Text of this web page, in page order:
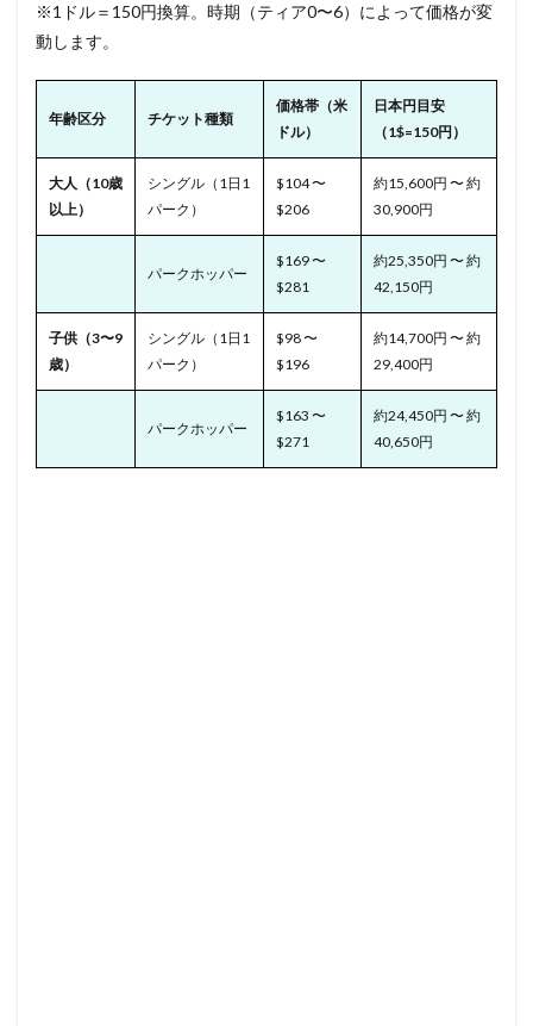
※1ドル＝150円換算。時期（ティア0〜6）によって価格が変
動します。
年齢区分 チケット種類
価格帯（米
ドル）
日本円目安
（1$=150円）
大人（10歳
以上）
シングル（1日1
パーク）
$104 〜
$206
約15,600円 〜 約
30,900円
パークホッパー
$169 〜
$281
約25,350円 〜 約
42,150円
子供（3〜9
歳）
シングル（1日1
パーク）
$98 〜
$196
約14,700円 〜 約
29,400円
パークホッパー
$163 〜
$271
約24,450円 〜 約
40,650円